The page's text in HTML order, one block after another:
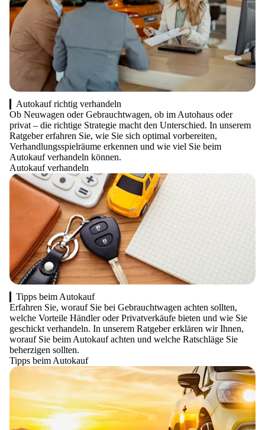
Autokauf richtig verhandeln
Ob Neuwagen oder Gebrauchtwagen, ob im Autohaus oder
privat – die richtige Strategie macht den Unterschied. In unserem
Ratgeber erfahren Sie, wie Sie sich optimal vorbereiten,
Verhandlungsspielräume erkennen und wie viel Sie beim
Autokauf verhandeln können.
Autokauf verhandeln
Tipps beim Autokauf
Erfahren Sie, worauf Sie bei Gebrauchtwagen achten sollten,
welche Vorteile Händler oder Privatverkäufe bieten und wie Sie
geschickt verhandeln. In unserem Ratgeber erklären wir Ihnen,
worauf Sie beim Autokauf achten und welche Ratschläge Sie
beherzigen sollten.
Tipps beim Autokauf